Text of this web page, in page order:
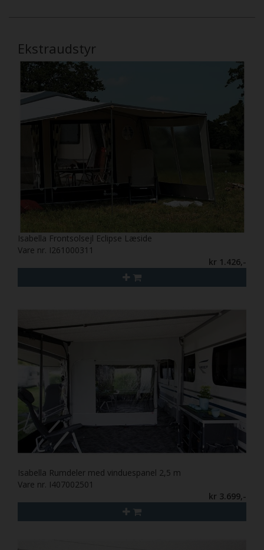
Ekstraudstyr
Isabella Frontsolsejl Eclipse Læside
Vare nr. I261000311
kr 1.426,-
Isabella Rumdeler med vinduespanel 2,5 m
Vare nr. I407002501
kr 3.699,-